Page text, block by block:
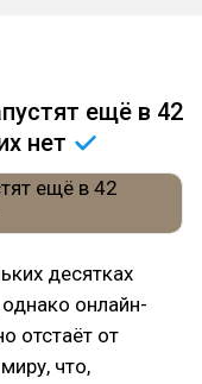
ещё в 42
нет
десятках
онлайн-
отстаёт от
что,